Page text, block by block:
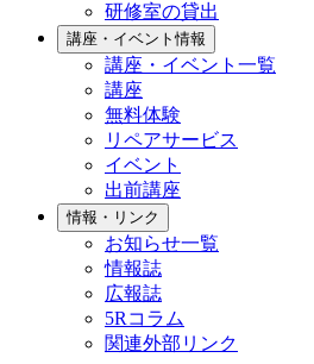
研修室の貸出
講座・イベント情報
講座・イベント一覧
講座
無料体験
リペアサービス
イベント
出前講座
情報・リンク
お知らせ一覧
情報誌
広報誌
5Rコラム
関連外部リンク